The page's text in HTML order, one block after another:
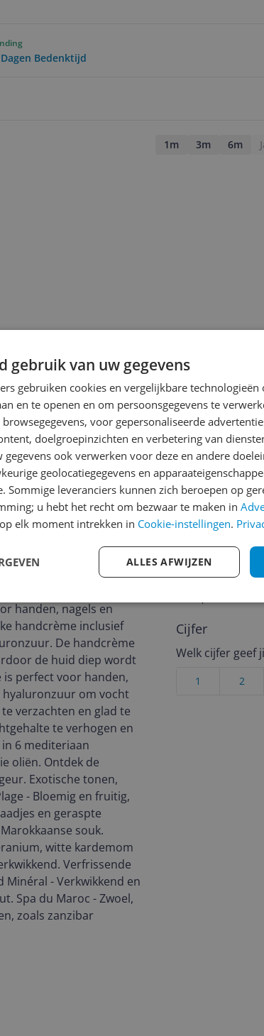
Bedenktijd
1m 3m 6m
handen, nagels en
handcrème inclusief
De handcrème
de huid diep wordt
perfect voor handen,
hyaluronzuur om vocht
verzachten en glad te
te verhogen en
6 mediteriaan
oliën. Ontdek de
Exotische tonen,
- Bloemig en fruitig,
en geraspte
souk.
witte kardemom
Verfrissende
- Verkwikkend en
Spa du Maroc - Zwoel,
zoals zanzibar
Reviews
Er zijn nog
Heb jij dit
met het
een review
andere
Cijfer
Welk cijfer geef
2
1
gebruik van uw gegevens
gebruiken cookies en vergelijkbare
en te openen en om persoonsgegevens te
voor gepersonaliseerde
doelgroepinzichten en verbetering van
gegevens ook verwerken voor deze en andere
geolocatiegegevens en
Sommige leveranciers kunnen zich beroepen op
u hebt het recht om bezwaar te maken in
elk moment intrekken in Cookie-instellingen.
ALLES AFWIJZEN